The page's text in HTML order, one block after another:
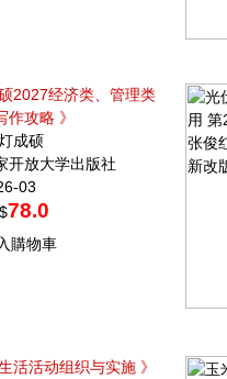
硕2027经济类、管理类
作攻略 》
成硕
开放大学出版社
03
78.0
購物車
活活动组织与实施 》